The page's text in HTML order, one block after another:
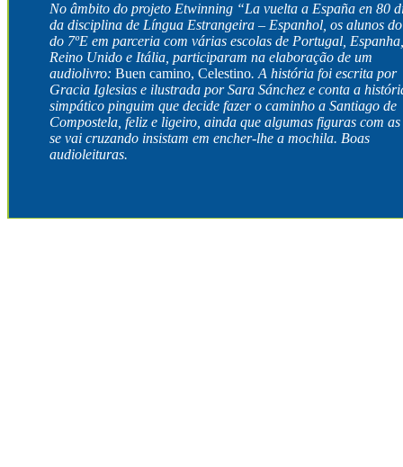
No âmbito do projeto Etwinning “La vuelta a España en 80
da disciplina de Língua Estrangeira – Espanhol, os alunos
do 7ºE em parceria com várias escolas de Portugal, Espanha,
Reino Unido e Itália, participaram na elaboração de um
audiolivro: Buen camino, Celestino. A história foi escrita por
Gracia Iglesias e ilustrada por Sara Sánchez e conta a
simpático pinguim que decide fazer o caminho a Santiago de
Compostela, feliz e ligeiro, ainda que algumas figuras com
se vai cruzando insistam em encher-lhe a mochila. Boas
audioleituras.